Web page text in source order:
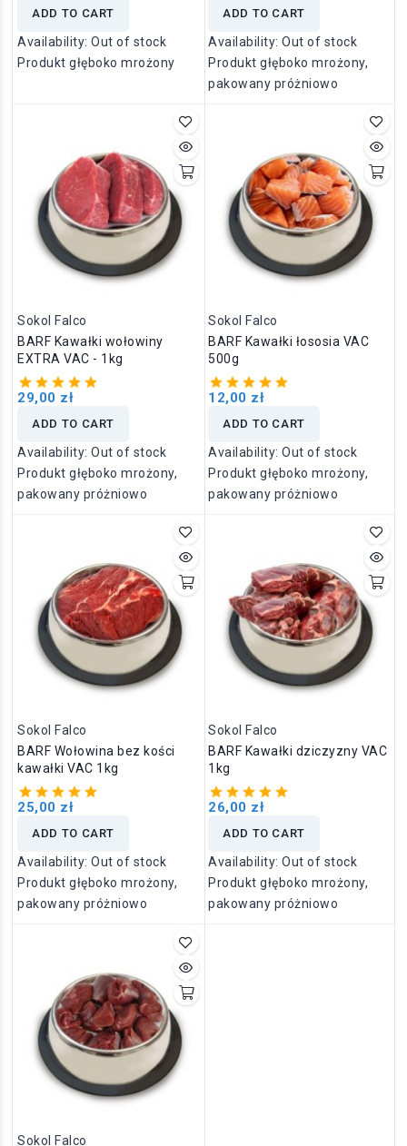
ADD TO CART
Availability:Out of stock
Produkt głęboko mrożony
ADD TO CART
Availability: Out of stock
Produkt głęboko mrożony,
pakowany próżniowo
Sokol Falco
BARF Kawałki wołowiny
EXTRA VAC - 1kg
29,00 zł
ADD TO CART
Availability:Out of stock
Produkt głęboko mrożony,
pakowany próżniowo
Sokol Falco
BARF Kawałki łososia VAC
500g
12,00 zł
ADD TO CART
Availability: Out of stock
Produkt głęboko mrożony,
pakowany próżniowo
Sokol Falco
BARF Wołowina bez kości
kawałki VAC 1kg
25,00 zł
ADD TO CART
Availability:Out of stock
Produkt głęboko mrożony,
pakowany próżniowo
Sokol Falco
BARF Kawałki dziczyzny VAC
1kg
26,00 zł
ADD TO CART
Availability: Out of stock
Produkt głęboko mrożony,
pakowany próżniowo
Sokol Falco